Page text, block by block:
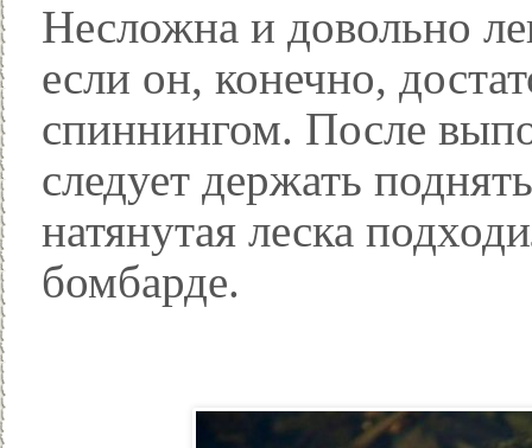
Несложна и довольно
если он, конечно,
спиннингом. После
следует держать
натянутая леска
бомбарде.